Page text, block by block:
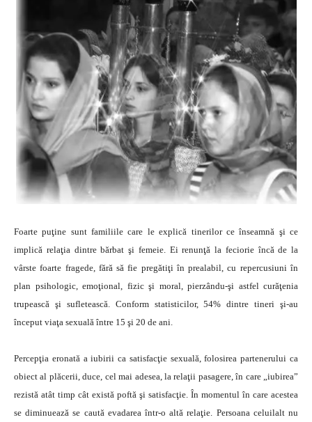
Foarte puţine sunt familiile care le explică tinerilor ce înseamnă şi ce
implică relaţia dintre bărbat şi femeie. Ei renunţă la feciorie încă de la
vârste foarte fragede, fără să fie pregătiţi în prealabil, cu repercusiuni în
plan psihologic, emoţional, fizic şi moral, pierzându-şi astfel curăţenia
trupească şi sufletească. Conform statisticilor, 54% dintre tineri şi-au
început viaţa sexuală între 15 şi 20 de ani.
Percepţia eronată a iubirii ca satisfacţie sexuală, folosirea partenerului ca
obiect al plăcerii, duce, cel mai adesea, la relaţii pasagere, în care „iubirea”
rezistă atât timp cât există poftă şi satisfacţie. În momentul în care acestea
se diminuează se caută evadarea într-o altă relaţie. Persoana celuilalt nu